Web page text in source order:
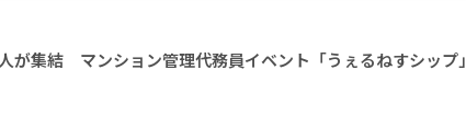
が集結 マンション管理代務員イベント「うぇるねすシップ」